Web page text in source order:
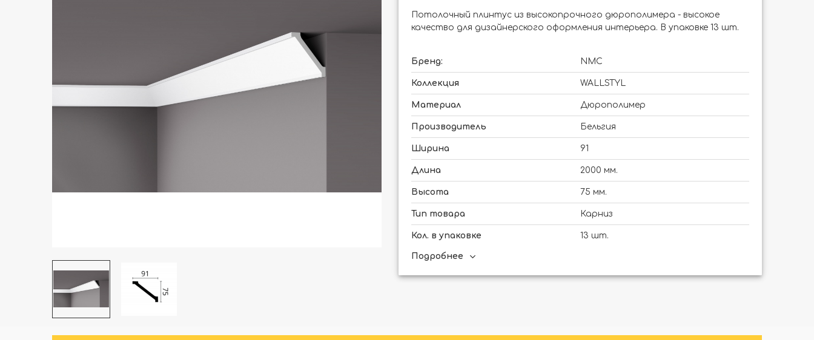
Потолочный плинтус из высокопрочного дюрополимера - высокое
качество для дизайнерского оформления интерьера. В упаковке 13 шт.
Бренд: NMC
Коллекция WALLSTYL
Материал Дюрополимер
Производитель Бельгия
Ширина 91
Длина 2000 мм.
Высота 75 мм.
Тип товара Карниз
Кол. в упаковке 13 шт.
Для скрытого освещения
Подробнее